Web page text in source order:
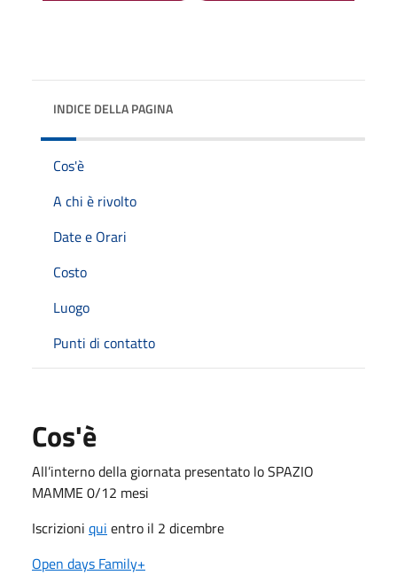
INDICE DELLA PAGINA
Cos'è
A chi è rivolto
Date e Orari
Costo
Luogo
Punti di contatto
Cos'è
All’interno della giornata presentato lo SPAZIO
MAMME 0/12 mesi
Iscrizioni qui entro il 2 dicembre
Open days Family+